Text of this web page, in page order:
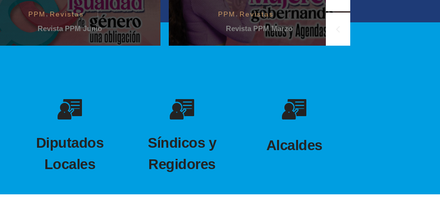
PPM,Revistas
Revista PPM Junio
PPM , Revistas
Revista PPM Marzo
Diputados
Locales
Síndicos y
Regidores
Alcaldes